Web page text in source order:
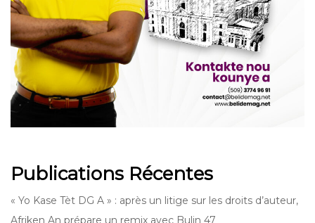
Publications Récentes
« Yo Kase Tèt DG A » : après un litige sur les droits d’auteur,
Afriken An prépare un remix avec Bulin 47